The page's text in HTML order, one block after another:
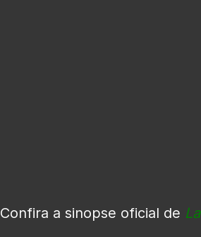
Confira a sinopse oficial de